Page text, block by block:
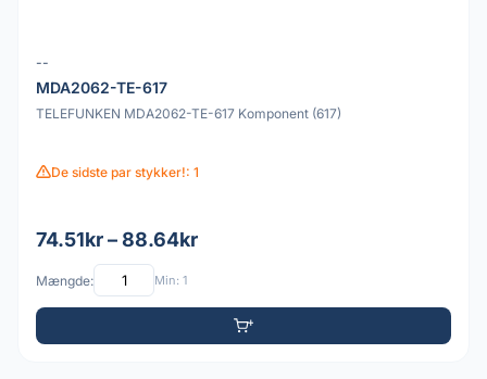
--
MDA2062-TE-617
TELEFUNKEN MDA2062-TE-617 Komponent (617)
De sidste par stykker!: 1
74.51kr – 88.64kr
Mængde: Min: 1